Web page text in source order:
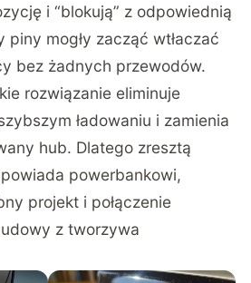
i “blokują” z odpowiednią
piny mogły zacząć wtłaczać
bez żadnych przewodów.
rozwiązanie eliminuje
ładowaniu i zamienia
hub. Dlatego zresztą
powerbankowi,
projekt i połączenie
z tworzywa